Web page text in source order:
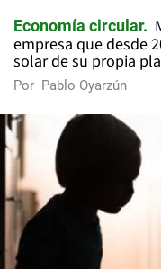
Economía circular
empresa que desde
solar de su propia
Por Pablo Oyarzún